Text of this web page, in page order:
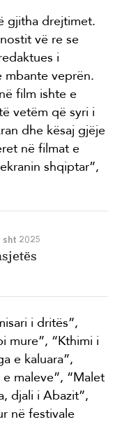
gjitha drejtimet.
vë re se
i
mbante veprën.
film ishte e
vetëm që syri i
dhe kësaj gjëje
në filmat e
shqiptar”,
sht 2025
i dritës”,
mure”, “Kthimi i
e kaluara”,
maleve”, “Malet
djali i Abazit”,
në festivale